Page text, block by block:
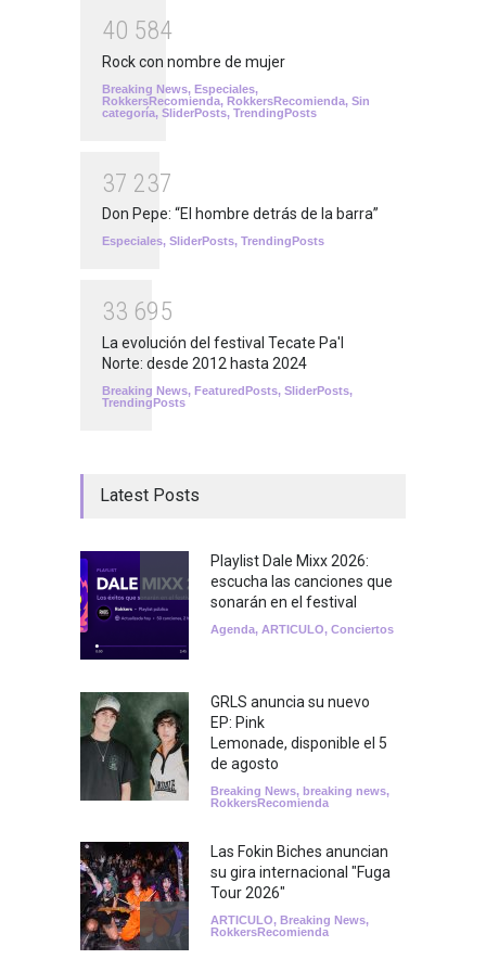
40 584
Rock con nombre de mujer
Breaking News, Especiales,
RokkersRecomienda, RokkersRecomienda, Sin
categoría, SliderPosts, TrendingPosts
37 237
Don Pepe: “El hombre detrás de la barra”
Especiales, SliderPosts, TrendingPosts
33 695
La evolución del festival Tecate Pa'l
Norte: desde 2012 hasta 2024
Breaking News, FeaturedPosts, SliderPosts,
TrendingPosts
Latest Posts
Playlist Dale Mixx 2026:
escucha las canciones que
sonarán en el festival
Agenda, ARTICULO, Conciertos
GRLS anuncia su nuevo
EP: Pink
Lemonade, disponible el 5
de agosto
Breaking News, breaking news,
RokkersRecomienda
Las Fokin Biches anuncian
su gira internacional "Fuga
Tour 2026"
ARTICULO, Breaking News,
RokkersRecomienda